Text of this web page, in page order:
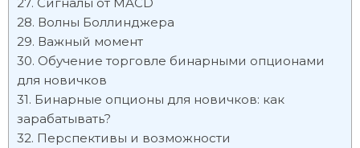
Волны Боллинджера
Важный момент
Обучение торговле бинарными опционами
для новичков
Бинарные опционы для новичков: как
зарабатывать?
Перспективы и возможности